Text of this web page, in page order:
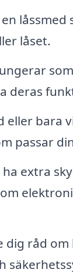
låset.
deras
eller bara
passar
extra
dig råd